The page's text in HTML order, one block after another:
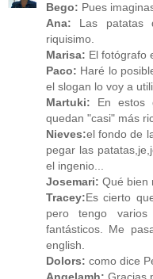
Bego: Pues
Ana: Las patatas
riquisimo.
Marisa: El fotógrafo
Paco: Haré lo
el slogan lo voy a
Martuki: En estos
quedan "casi" más
Nieves:el fondo de
pegar las
el ingenio...
Josemari: Qué bien
Tracey:Es cierto
pero tengo
fantásticos. Me
english.
Dolors: como dice